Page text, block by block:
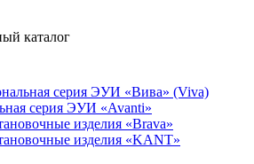
каталог
серия ЭУИ «Вива» (Viva)
серия ЭУИ «Avanti»
изделия «Brava»
изделия «KANT»